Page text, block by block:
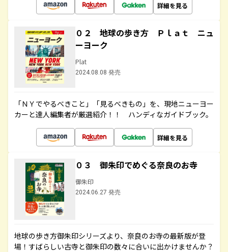
詳細を見る
０２ 地球の歩き方 Ｐｌａｔ ニュ
ーヨーク
Plat
2024.08.08 発売
「ＮＹでやるべきこと」「見るべきもの」を、現地ニューヨー
カーと達人編集者が厳選紹介！！ ハンディなガイドブック。
詳細を見る
０３ 御朱印でめぐる奈良のお寺
御朱印
2024.06.27 発売
地球の歩き方御朱印シリーズより、奈良のお寺の最新版が登
場！すばらしい古寺と御朱印の数々に合いに出かけませんか？